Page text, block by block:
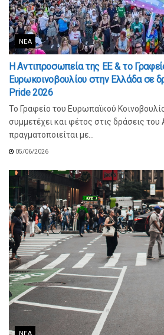
ΝΈΑ
Η Αντιπροσωπεία της ΕΕ & το
Ευρωκοινοβουλίου στην Ελλάδα σε
Pride 2026
Το Γραφείο του Ευρωπαϊκού
συμμετέχει και φέτος στις δράσεις
πραγματοποιείται με...
05/06/2026